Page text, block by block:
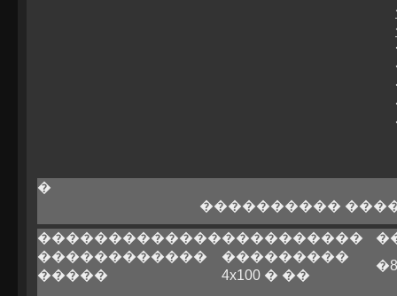
�
����������
�����������������������
������������
�����
���������
4x100 � ��